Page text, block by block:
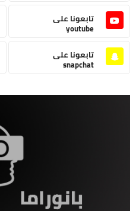
تابعونا على
youtube
تابعونا على
snapchat